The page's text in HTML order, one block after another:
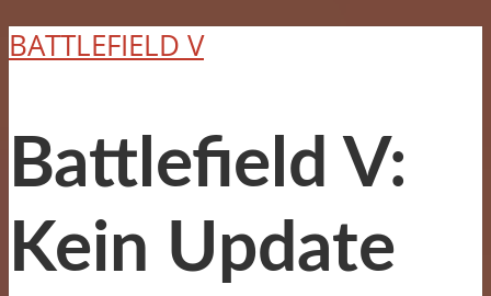
BATTLEFIELD V
Battlefield V:
Kein Update